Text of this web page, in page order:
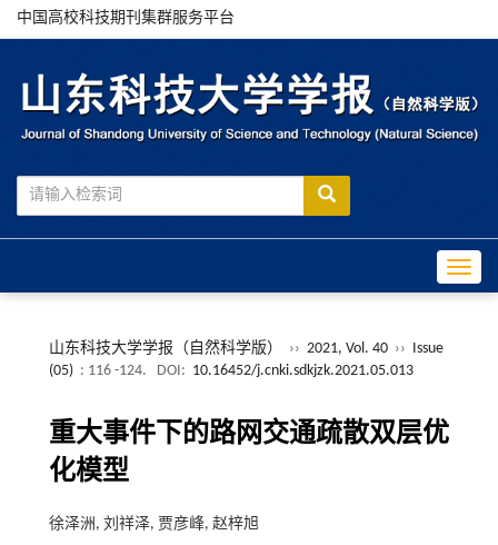
中国高校科技期刊集群服务平台
山东科技大学学报（自然科学版） ›› 2021, Vol. 40 ›› Issue
(05) : 116 -124. DOI: 10.16452/j.cnki.sdkjzk.2021.05.013
重大事件下的路网交通疏散双层优
化模型
徐泽洲, 刘祥泽, 贾彦峰, 赵梓旭